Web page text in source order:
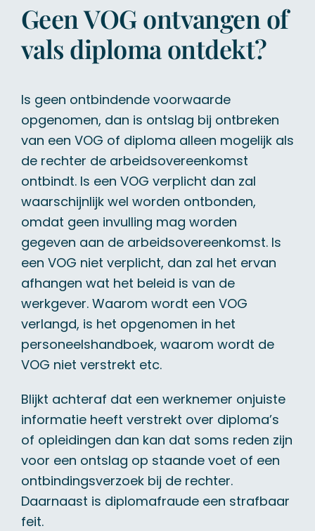
Geen VOG ontvangen of
vals diploma ontdekt?
Is geen ontbindende voorwaarde
opgenomen, dan is ontslag bij ontbreken
van een VOG of diploma alleen mogelijk als
de rechter de arbeidsovereenkomst
ontbindt. Is een VOG verplicht dan zal
waarschijnlijk wel worden ontbonden,
omdat geen invulling mag worden
gegeven aan de arbeidsovereenkomst. Is
een VOG niet verplicht, dan zal het ervan
afhangen wat het beleid is van de
werkgever. Waarom wordt een VOG
verlangd, is het opgenomen in het
personeelshandboek, waarom wordt de
VOG niet verstrekt etc.
Blijkt achteraf dat een werknemer onjuiste
informatie heeft verstrekt over diploma’s
of opleidingen dan kan dat soms reden zijn
voor een ontslag op staande voet of een
ontbindingsverzoek bij de rechter.
Daarnaast is diplomafraude een strafbaar
feit.